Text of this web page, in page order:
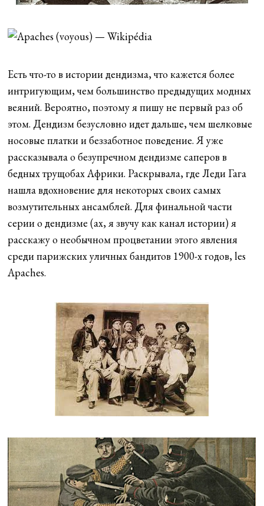
Есть что-то в истории дендизма, что кажется более
интригующим, чем большинство предыдущих модных
веяний. Вероятно, поэтому я пишу не первый раз об
этом. Дендизм безусловно идет дальше, чем шелковые
носовые платки и беззаботное поведение. Я уже
рассказывала о безупречном дендизме саперов в
бедных трущобах Африки. Раскрывала, где Леди Гага
нашла вдохновение для некоторых своих самых
возмутительных ансамблей. Для финальной части
серии о дендизме (ах, я звучу как канал истории) я
расскажу о необычном процветании этого явления
среди парижских уличных бандитов 1900-х годов, les
Apaches.